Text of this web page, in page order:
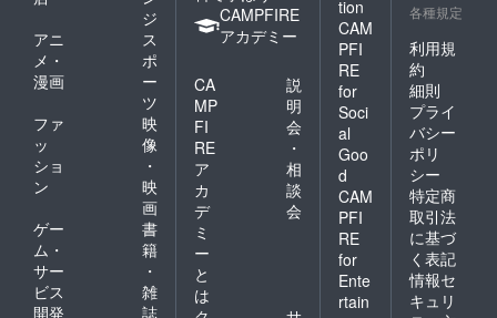
ジ
アニ
メ・
漫画
ス
ポ
ー
ツ
ファ
ッ
ショ
ン
映
像
・
映
画
ゲー
ム・
サー
ビス
開発
書
籍
・
雑
誌
CAMPFIRE
アカデミー
CA
MP
FI
RE
ア
カ
デ
ミ
ー
と
は
説
明
会
・
相
談
会
tion
CAM
PFI
RE
for
Soci
al
Goo
d
CAM
PFI
RE
for
Ente
rtain
各種規定
利用規
約
細則
プライ
バシー
ポリ
シー
特定商
取引法
に基づ
く表記
情報セ
キュリ